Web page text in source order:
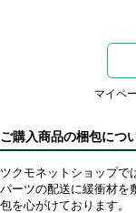
マイペ
ご購入商品の梱包につ
ツクモネットショップで
パーツの配送に緩衝材を
包を心がけております。